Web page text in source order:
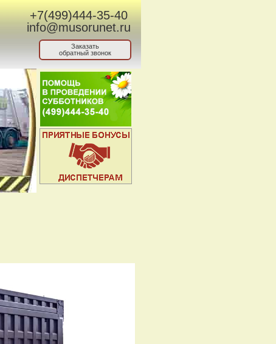
+7(499)444-35-40
info@musorunet.ru
Заказать
обратный звонок